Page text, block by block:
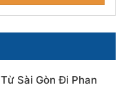
Sài Gòn Đi Phan